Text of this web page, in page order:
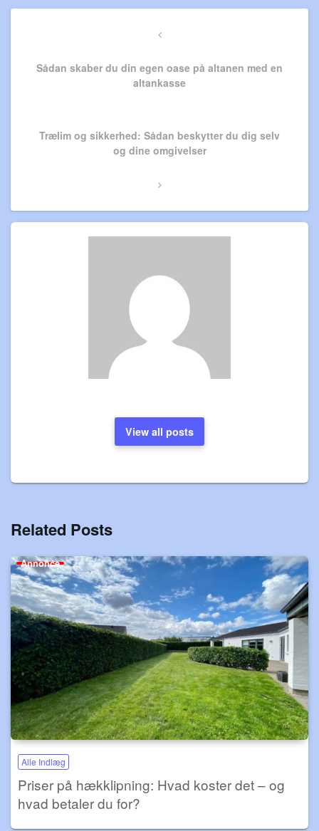
Previous
Sådan skaber du din egen oase på altanen med en
altankasse
Next
Trælim og sikkerhed: Sådan beskytter du dig selv
og dine omgivelser
View all posts
Related Posts
Annonce
Alle Indlæg
Priser på hækklipning: Hvad koster det – og
hvad betaler du for?